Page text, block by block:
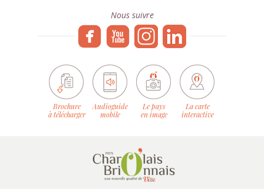
Nous suivre
Brochure
à télécharger
Audioguide
mobile
Le pays
en image
La carte
interactive